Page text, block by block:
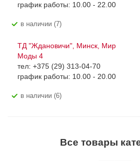
график работы: 10.00 - 22.00
В наличии (7)
ТД "Ждановичи", Минск, Мир
Моды 4
тел: +375 (29) 313-04-70
график работы: 10.00 - 20.00
В наличии (6)
Все товары